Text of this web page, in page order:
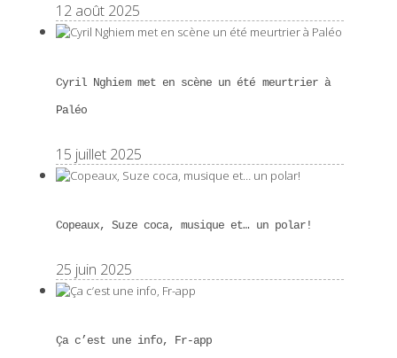
12 août 2025
Cyril Nghiem met en scène un été meurtrier à
Paléo
15 juillet 2025
Copeaux, Suze coca, musique et… un polar!
25 juin 2025
Ça c’est une info, Fr-app